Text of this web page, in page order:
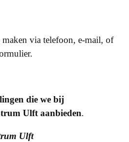
maken via telefoon, e-mail, of
die we bij
Ulft aanbieden.
Ulft